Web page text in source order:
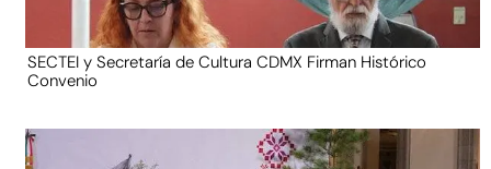
SECTEI y Secretaría de Cultura CDMX Firman Histórico
Convenio